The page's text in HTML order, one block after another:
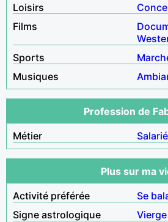
Loisirs
Films
Sports
Musiques
Profession de
Métier
Salarié
Plus sur ma
Activité préférée
Se
Signe astrologique
Vierge